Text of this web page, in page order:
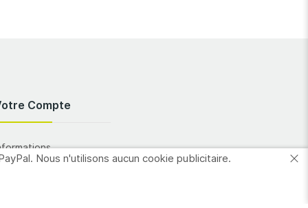
Nous n'utilisons aucun cookie publicitaire.
Compte